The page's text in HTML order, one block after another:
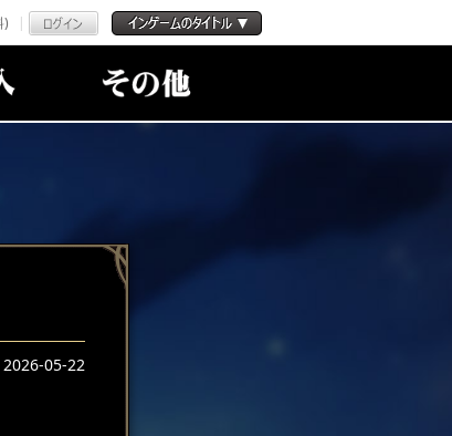
)
2026-05-22